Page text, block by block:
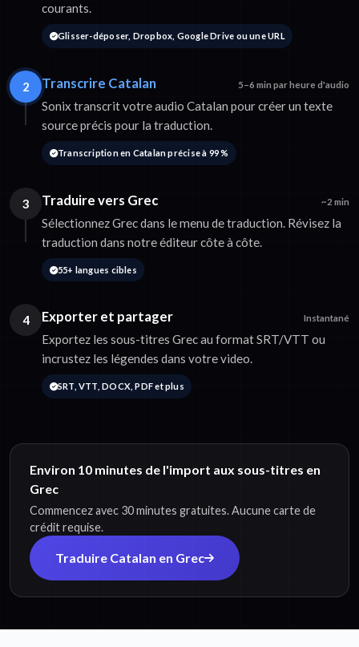
courants.
Glisser-déposer, Dropbox, Google Drive ou une URL
2 Transcrire Catalan 5–6 min par heure d'audio
Sonix transcrit votre audio Catalan pour créer un texte
source précis pour la traduction.
Transcription en Catalan précise à 99 %
3 Traduire vers Grec ~2 min
Sélectionnez Grec dans le menu de traduction. Révisez la
traduction dans notre éditeur côte à côte.
55+ langues cibles
4 Exporter et partager Instantané
Exportez les sous-titres Grec au format SRT/VTT ou
incrustez les légendes dans votre video.
SRT, VTT, DOCX, PDF et plus
Environ 10 minutes de l'import aux sous-titres en
Grec
Commencez avec 30 minutes gratuites. Aucune carte de
crédit requise.
Traduire Catalan en Grec